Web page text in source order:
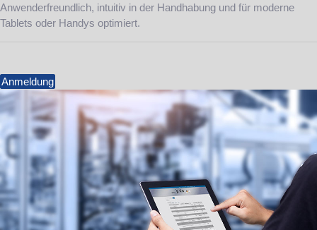
Anwenderfreundlich, intuitiv in der Handhabung und für moderne
Tablets oder Handys optimiert.
Anmeldung